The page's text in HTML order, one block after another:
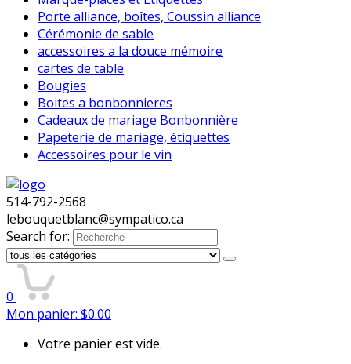
Porte alliance, boîtes, Coussin alliance
Cérémonie de sable
accessoires a la douce mémoire
cartes de table
Bougies
Boites a bonbonnieres
Cadeaux de mariage Bonbonnière
Papeterie de mariage, étiquettes
Accessoires pour le vin
514-792-2568
lebouquetblanc@sympatico.ca
Search for:
0
Mon panier: $0.00
Votre panier est vide.